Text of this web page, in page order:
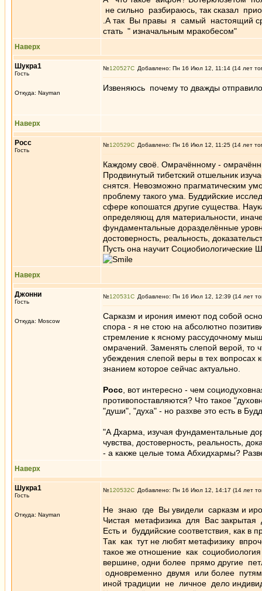
не сильно разбираюсь, так сказал
.А так Вы правы я самый настоящий
стать " изначальным мракобесом"
Наверх
Шукра1
Гость
Откуда: Nayman
№120527 Добавлено: Пн 16 Июл 12, 11:14 (14 лет
Извеняюсь почему то дважды
Наверх
Росс
Гость
№120529 Добавлено: Пн 16 Июл 12, 11:25 (14 лет
Каждому своё. Омрачённому -
Продвинутый тибетский отшельник
снятся. Невозможно прагматическим
проблему такого ума. Буддийские
сфере копошатся другие существа.
определяющ для материальности,
фундаментальные доразделённые
достоверность, реальность,
Пусть она научит Социобиологические
Наверх
Джонни
Гость
Откуда: Moscow
№120531 Добавлено: Пн 16 Июл 12, 12:39 (14 лет
Сарказм и ирония имеют под собой
спора - я не стою на абсолютно
стремление к ясному рассудочному
омрачений. Заменять слепой верой, то
убеждения слепой веры в тех вопросах
знанием которое сейчас актуально.
Росс , вот интересно - чем
противопоставляются? Что такое
"души", "духа" - но разхве это есть в
"А Дхарма, изучая фундаментальные
чувства, достоверность, реальность,
- а какже целые тома Абхидхармы?
Наверх
Шукра1
Гость
Откуда: Nayman
№120532 Добавлено: Пн 16 Июл 12, 14:17 (14 лет
Не знаю где Вы увидели сарказм и
Чистая метафизика для Вас
Есть и буддийские соответствия, как
Так как тут не любят метафизику
такое же отношение как
вершине, одни более прямо другие
одновременно двумя или более
иной традиции не личное дело